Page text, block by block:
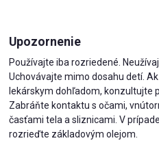
Upozornenie
Používajte iba rozriedené.
Uchovávajte mimo dosahu detí.
lekárskym dohľadom, konzultujte
Zabráňte kontaktu s očami,
časťami tela a sliznicami. V
rozrieďte základovým olejom.